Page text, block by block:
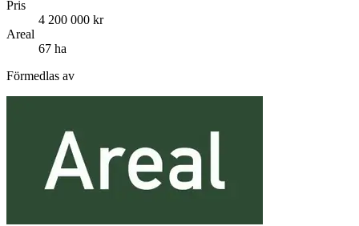
Pris
4 200 000 kr
Areal
67 ha
Förmedlas av